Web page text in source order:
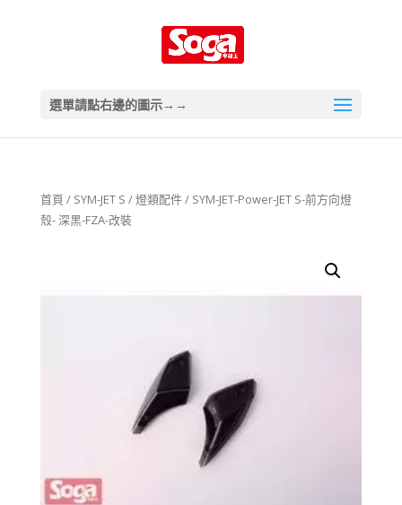
選單請點右邊的圖示→→
首頁 / SYM-JET S /燈類配件/ SYM-JET-Power-JET S-前方向燈
殼- 深黑-FZA-改裝